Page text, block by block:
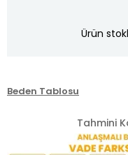
Ürün
Beden Tablosu
Tahmini